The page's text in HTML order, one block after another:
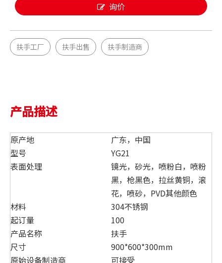
询价
扶手工厂 扶手出售 扶手制造商
产品描述
原产地
广东，中国
型号
YG21
表面处理
镜光，砂光，喷粉白，喷粉
黑，枪黑色，拉丝黄铜，滚
花，喷砂，PVD其他颜色
材料
304不锈钢
起订量
100
产品名称
扶手
尺寸
900*600*300mm
原始设备制造商
可接受